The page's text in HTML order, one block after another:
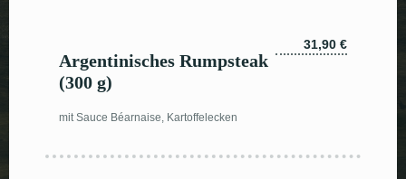
Argentinisches Rumpsteak
(300 g)
mit Sauce Béarnaise, Kartoffelecken
31,90 €